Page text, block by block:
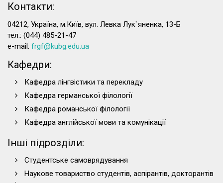
Контакти:
04212, Україна, м.Київ, вул. Левка Лук`яненка, 13-Б
тел.: (044) 485-21-47
e-mail: frgf@kubg.edu.ua
Кафедри:
Кафедра лінгвістики та перекладу
Кафедра германської філології
Кафедра романської філології
Кафедра англійської мови та комунікації
Інші підрозділи:
Студентське самоврядування
Наукове товариство студентів, аспірантів, докторантів